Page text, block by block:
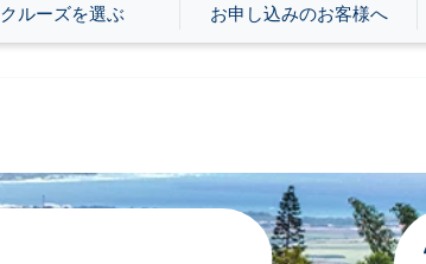
クルーズを選ぶ お申し込みのお客様へ